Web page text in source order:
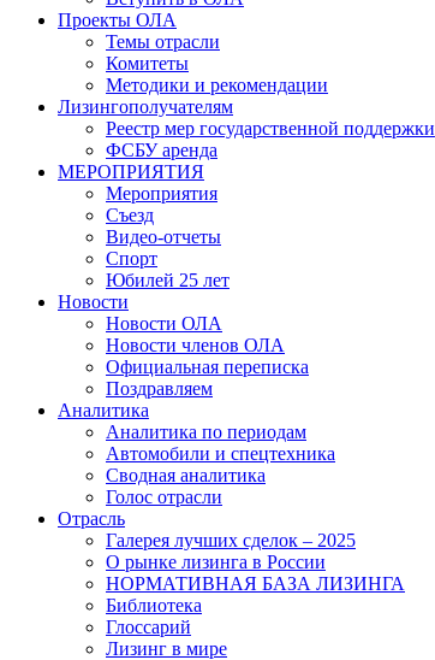
Проекты ОЛА
Темы отрасли
Комитеты
Методики и рекомендации
Лизингополучателям
Реестр мер государственной поддержки
ФСБУ аренда
МЕРОПРИЯТИЯ
Мероприятия
Съезд
Видео-отчеты
Спорт
Юбилей 25 лет
Новости
Новости ОЛА
Новости членов ОЛА
Официальная переписка
Поздравляем
Аналитика
Аналитика по периодам
Автомобили и спецтехника
Сводная аналитика
Голос отрасли
Отрасль
Галерея лучших сделок – 2025
О рынке лизинга в России
НОРМАТИВНАЯ БАЗА ЛИЗИНГА
Библиотека
Глоссарий
Лизинг в мире